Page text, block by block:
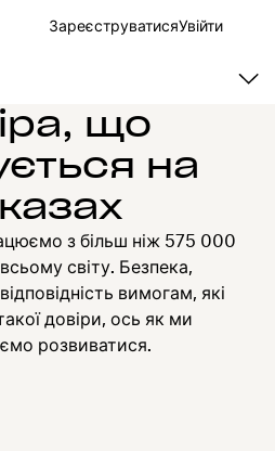
ЗареєструватисяУвійти
що
на
з більш ніж 575 000
світу. Безпека,
вимогам, які
довіри, ось як ми
розвиватися.